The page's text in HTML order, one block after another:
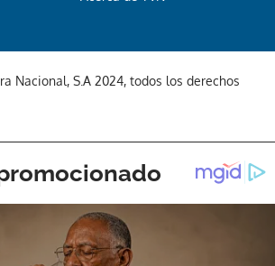
Nacional, S.A 2024, todos los derechos